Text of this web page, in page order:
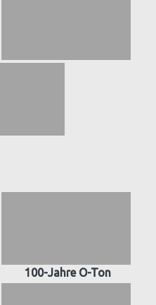
100-Jahre O-Ton